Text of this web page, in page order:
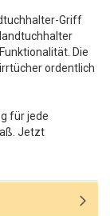
Griff
Die
ordentlich
für jede
Jetzt